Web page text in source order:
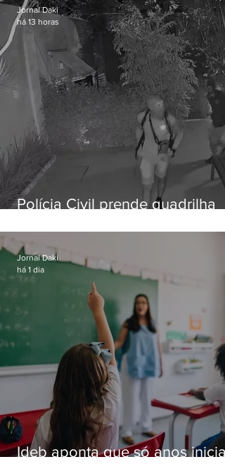
Polícia Civil prende quadrilha
residências de luxo no Rio
Jornal Daki
há 13 horas
Ideb aponta que só anos
Jornal Daki
há 1 dia